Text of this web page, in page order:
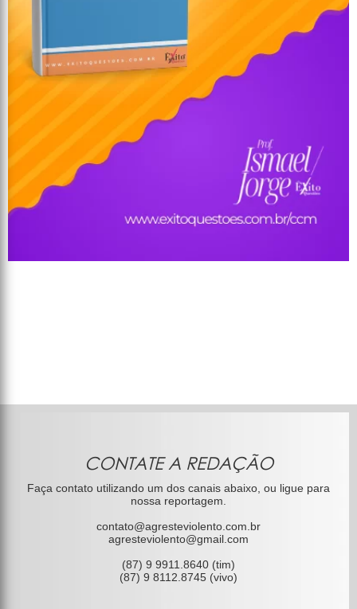
CONTATE A REDAÇÃO
Faça contato utilizando um dos canais abaixo, ou ligue para
nossa reportagem.
contato@agresteviolento.com.br
agresteviolento@gmail.com
(87) 9 9911.8640 (tim)
(87) 9 8112.8745 (vivo)